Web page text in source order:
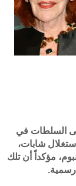
السلطات في
شابات،
مؤكداً أن تلك
رسمية.